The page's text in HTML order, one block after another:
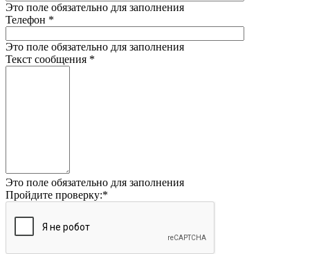
Это поле обязательно для заполнения
Телефон *
Это поле обязательно для заполнения
Текст сообщения *
Это поле обязательно для заполнения
Пройдите проверку:*